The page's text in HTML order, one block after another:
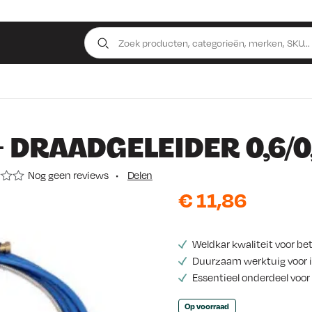
0,6/
Nog geen reviews • Delen
€11,86
Weldkar kwaliteit voor
Duurzaam werktuig
Essentieel onderdeel
Op voorraad